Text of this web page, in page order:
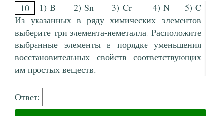
10
1) B 2) Sn 3) Cr 4) N 5) C
Из указанных в ряду химических элементов
выберите три элемента-неметалла. Расположите
выбранные элементы в порядке уменьшения
восстановительных свойств соответствующих
им простых веществ.
Ответ: